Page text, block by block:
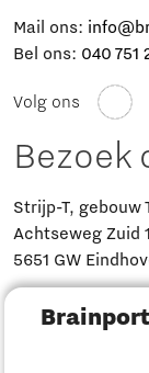
Mail ons:
Bel ons: 040 751
Volg ons
Bezoek
Strijp-T, gebouw
Achtseweg Zuid
5651 GW